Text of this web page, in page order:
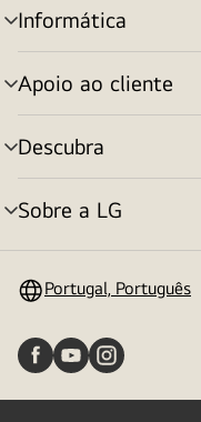
Informática
alternar
menu
Apoio ao cliente
alternar
menu
Descubra
alternar
menu
Sobre a LG
alternar
Portugal, Português